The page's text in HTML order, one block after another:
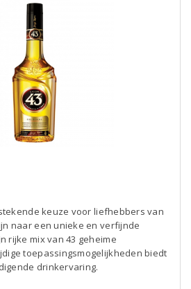
keuze voor liefhebbers van
naar een unieke en verfijnde
rijke mix van 43 geheime
toepassingsmogelijkheden biedt
drinkervaring.